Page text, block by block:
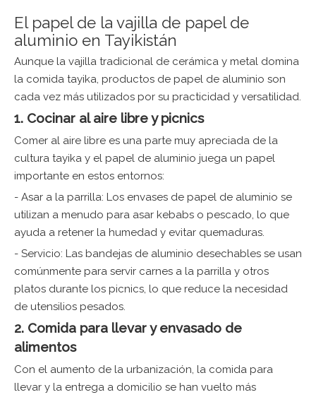
El papel de la vajilla de papel de
aluminio en Tayikistán
Aunque la vajilla tradicional de cerámica y metal domina
la comida tayika, productos de papel de aluminio son
cada vez más utilizados por su practicidad y versatilidad.
1. Cocinar al aire libre y picnics
Comer al aire libre es una parte muy apreciada de la
cultura tayika y el papel de aluminio juega un papel
importante en estos entornos:
- Asar a la parrilla: Los envases de papel de aluminio se
utilizan a menudo para asar kebabs o pescado, lo que
ayuda a retener la humedad y evitar quemaduras.
- Servicio: Las bandejas de aluminio desechables se usan
comúnmente para servir carnes a la parrilla y otros
platos durante los picnics, lo que reduce la necesidad
de utensilios pesados.
2. Comida para llevar y envasado de
alimentos
Con el aumento de la urbanización, la comida para
llevar y la entrega a domicilio se han vuelto más